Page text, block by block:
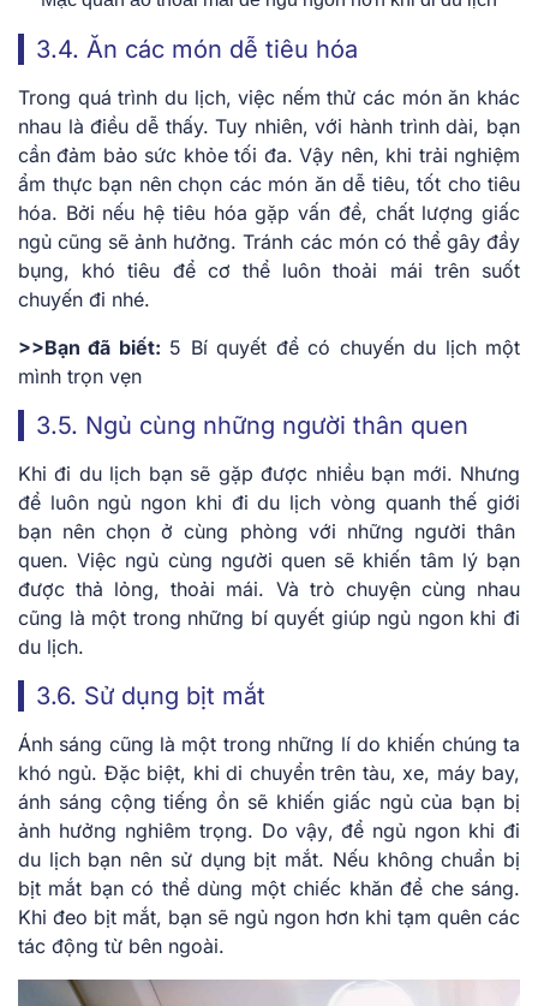
3.4. Ăn các món dễ tiêu hóa
Trong quá trình du lịch, việc nếm thử các món ăn khác
nhau là điều dễ thấy. Tuy nhiên, với hành trình dài, bạn
cần đảm bảo sức khỏe tối đa. Vậy nên, khi trải nghiệm
ẩm thực bạn nên chọn các món ăn dễ tiêu, tốt cho tiêu
hóa. Bởi nếu hệ tiêu hóa gặp vấn đề, chất lượng giấc
ngủ cũng sẽ ảnh hưởng. Tránh các món có thể gây đầy
bụng, khó tiêu để cơ thể luôn thoải mái trên suốt
chuyến đi nhé.
>>Bạn đã biết: 5 Bí quyết để có chuyến du lịch một
mình trọn vẹn
3.5. Ngủ cùng những người thân quen
Khi đi du lịch bạn sẽ gặp được nhiều bạn mới. Nhưng
để luôn ngủ ngon khi đi du lịch vòng quanh thế giới
bạn nên chọn ở cùng phòng với những người thân
quen. Việc ngủ cùng người quen sẽ khiến tâm lý bạn
được thả lỏng, thoải mái. Và trò chuyện cùng nhau
cũng là một trong những bí quyết giúp ngủ ngon khi đi
du lịch.
3.6. Sử dụng bịt mắt
Ánh sáng cũng là một trong những lí do khiến chúng ta
khó ngủ. Đặc biệt, khi di chuyển trên tàu, xe, máy bay,
ánh sáng cộng tiếng ồn sẽ khiến giấc ngủ của bạn bị
ảnh hưởng nghiêm trọng. Do vậy, để ngủ ngon khi đi
du lịch bạn nên sử dụng bịt mắt. Nếu không chuẩn bị
bịt mắt bạn có thể dùng một chiếc khăn để che sáng.
Khi đeo bịt mắt, bạn sẽ ngủ ngon hơn khi tạm quên các
tác động từ bên ngoài.